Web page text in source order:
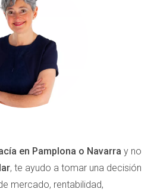
desafío para muchos
a que okupas entren en sus
convertido en una preocupación
afecta el bienestar emocional,
en decisiones financieras
es comprensible, ya que la
el control sobre un inmueble
angustiosas. En este
vida cotidiana de quienes poseen
en Pamplona o Navarra y no
, te ayudo a tomar una decisión
mercado, rentabilidad,